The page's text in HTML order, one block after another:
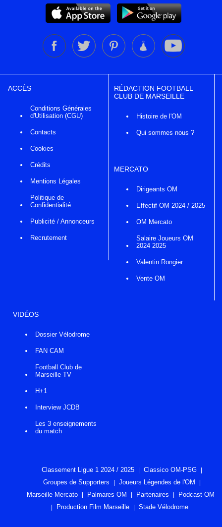
ACCÈS
Conditions Générales
d'Utilisation (CGU)
Contacts
Cookies
Crédits
Mentions Légales
Politique de
Confidentialité
Publicité / Annonceurs
Recrutement
RÉDACTION FOOTBALL
CLUB DE MARSEILLE
Histoire de l'OM
Qui sommes nous ?
MERCATO
Dirigeants OM
Effectif OM 2024 / 2025
OM Mercato
Salaire Joueurs OM
2024 2025
Valentin Rongier
Vente OM
VIDÉOS
Dossier Vélodrome
FAN CAM
Football Club de
Marseille TV
H+1
Interview JCDB
Les 3 enseignements
du match
Classement Ligue 1 2024 / 2025
Classico OM-PSG
Groupes de Supporters
Joueurs Légendes de l'OM
Marseille Mercato
Palmares OM Partenaires
Podcast OM
Production Film Marseille
Stade Vélodrome